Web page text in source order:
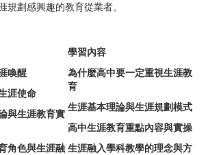
規劃感興趣的教育從業者。
學習內容
喚醒
涯使命
與生涯教育實
角色與生涯融
為什麼高中要一定重視生涯教
育
生涯基本理論與生涯規劃模式
高中生涯教育重點內容與實操
生涯融入學科教學的理念與方